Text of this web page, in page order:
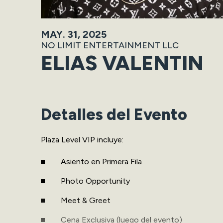
MAY. 31, 2025
NO LIMIT ENTERTAINMENT LLC
ELIAS VALENTIN
Detalles del Evento
Plaza Level VIP incluye:
Asiento en Primera Fila
Photo Opportunity
Meet & Greet
Cena Exclusiva (luego del evento)